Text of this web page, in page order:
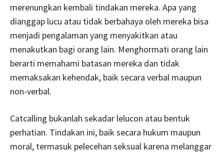
merenungkan kembali tindakan mereka. Apa yang
dianggap lucu atau tidak berbahaya oleh mereka bisa
menjadi pengalaman yang menyakitkan atau
menakutkan bagi orang lain. Menghormati orang lain
berarti memahami batasan mereka dan tidak
memaksakan kehendak, baik secara verbal maupun
non-verbal.
Catcalling bukanlah sekadar lelucon atau bentuk
perhatian. Tindakan ini, baik secara hukum maupun
moral, termasuk pelecehan seksual karena melanggar